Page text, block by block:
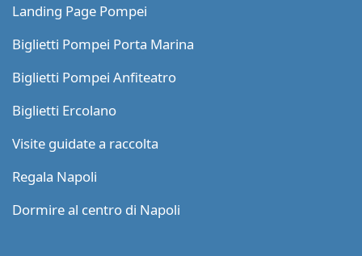
Landing Page Pompei
Biglietti Pompei Porta Marina
Biglietti Pompei Anfiteatro
Biglietti Ercolano
Visite guidate a raccolta
Regala Napoli
Dormire al centro di Napoli